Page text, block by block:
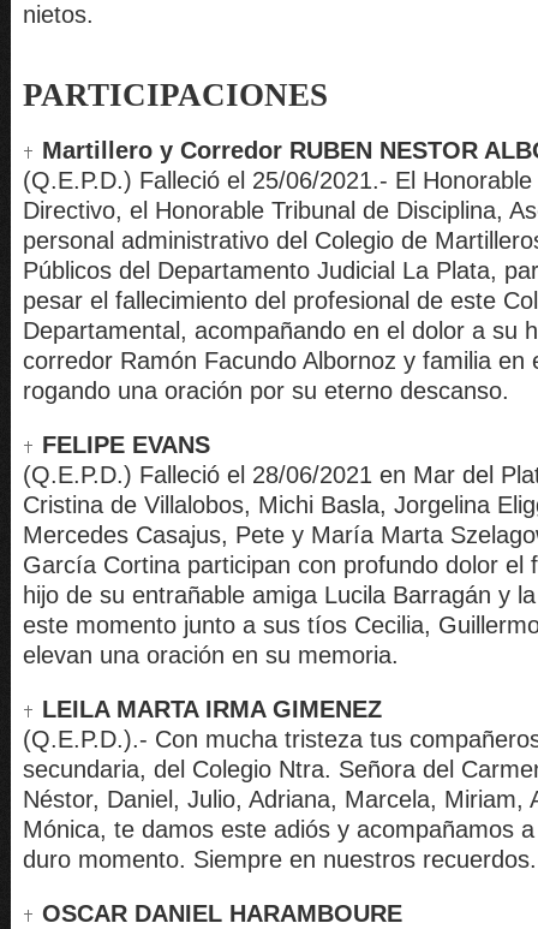
nietos.
PARTICIPACIONES
Martillero y Corredor RUBEN NESTOR
(Q.E.P.D.) Falleció el 25/06/2021.- El
Directivo, el Honorable Tribunal de Disciplina,
personal administrativo del Colegio de
Públicos del Departamento Judicial La Plata,
pesar el fallecimiento del profesional de este
Departamental, acompañando en el dolor a su
corredor Ramón Facundo Albornoz y familia en
rogando una oración por su eterno descanso.
FELIPE EVANS
(Q.E.P.D.) Falleció el 28/06/2021 en Mar del
Cristina de Villalobos, Michi Basla, Jorgelina
Mercedes Casajus, Pete y María Marta
García Cortina participan con profundo dolor el
hijo de su entrañable amiga Lucila Barragán y
este momento junto a sus tíos Cecilia,
elevan una oración en su memoria.
LEILA MARTA IRMA GIMENEZ
(Q.E.P.D.).- Con mucha tristeza tus
secundaria, del Colegio Ntra. Señora del
Néstor, Daniel, Julio, Adriana, Marcela, Miriam,
Mónica, te damos este adiós y acompañamos
duro momento. Siempre en nuestros
OSCAR DANIEL HARAMBOURE